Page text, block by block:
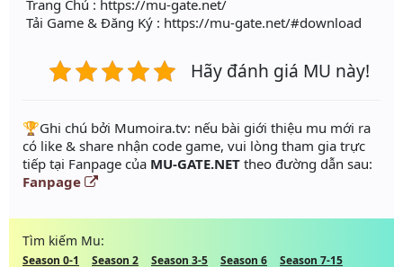
Trang Chủ : https://mu-gate.net/
Tải Game & Đăng Ký : https://mu-gate.net/#download
Hãy đánh giá MU này!
️🏆Ghi chú bởi Mumoira.tv: nếu bài giới thiệu mu mới ra
có like & share nhận code game, vui lòng tham gia trực
tiếp tại Fanpage của MU-GATE.NET theo đường dẫn sau:
Fanpage
Tìm kiếm Mu:
Season 0-1 Season 2 Season 3-5 Season 6 Season 7-15